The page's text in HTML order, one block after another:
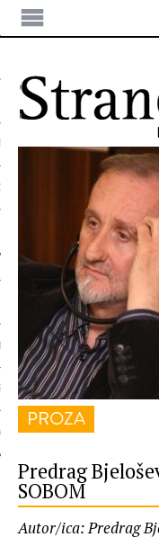
PROZA
Predrag
SOBOM
Autor/ica: Predrag